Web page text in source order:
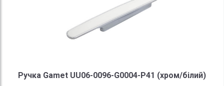
Ручка Gamet UU06-0096-G0004-P41 (хром/білий)